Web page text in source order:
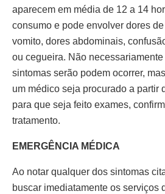
aparecem em média de 12 a 14
consumo e pode envolver dores
vomito, dores abdominais,
ou cegueira. Não
sintomas serão podem ocorrer,
um médico seja procurado a partir
para que seja feito exames,
tratamento.
EMERGÊNCIA MÉDICA
Ao notar qualquer dos sintomas
buscar imediatamente os serviços